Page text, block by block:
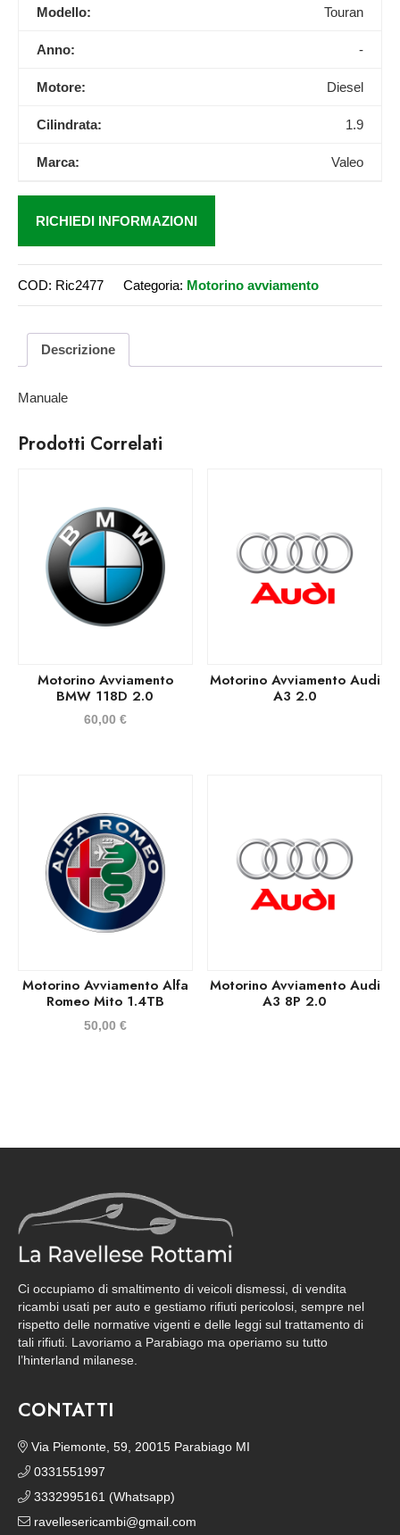
Modello: Touran
Anno: -
Motore: Diesel
Cilindrata: 1.9
Marca: Valeo
RICHIEDI INFORMAZIONI
COD: Ric2477 Categoria: Motorino avviamento
Descrizione
Manuale
Prodotti Correlati
Motorino Avviamento
BMW 118D 2.0
60,00 €
Motorino Avviamento Audi
A3 2.0
Motorino Avviamento Alfa
Romeo Mito 1.4TB
50,00 €
Motorino Avviamento Audi
A3 8P 2.0
Ci occupiamo di smaltimento di veicoli dismessi, di vendita
ricambi usati per auto e gestiamo rifiuti pericolosi, sempre nel
rispetto delle normative vigenti e delle leggi sul trattamento di
tali rifiuti. Lavoriamo a Parabiago ma operiamo su tutto
l’hinterland milanese.
CONTATTI
Via Piemonte, 59, 20015 Parabiago MI
0331551997
3332995161 (Whatsapp)
ravellesericambi@gmail.com